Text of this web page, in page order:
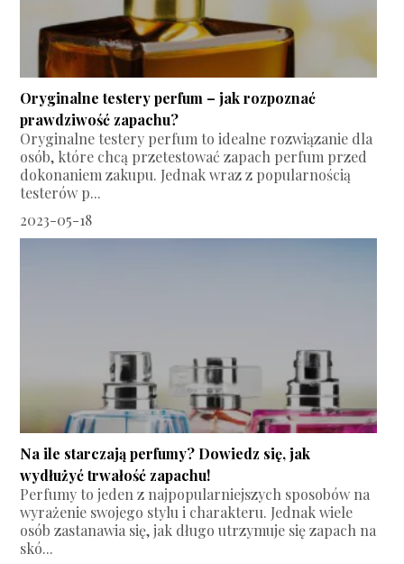
Oryginalne testery perfum – jak rozpoznać
prawdziwość zapachu?
Oryginalne testery perfum to idealne rozwiązanie dla
osób, które chcą przetestować zapach perfum przed
dokonaniem zakupu. Jednak wraz z popularnością
testerów p...
2023-05-18
Na ile starczają perfumy? Dowiedz się, jak
wydłużyć trwałość zapachu!
Perfumy to jeden z najpopularniejszych sposobów na
wyrażenie swojego stylu i charakteru. Jednak wiele
osób zastanawia się, jak długo utrzymuje się zapach na
skó...